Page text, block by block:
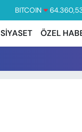
BITCOIN
DOLAR
EURO
SİYASET ÖZEL